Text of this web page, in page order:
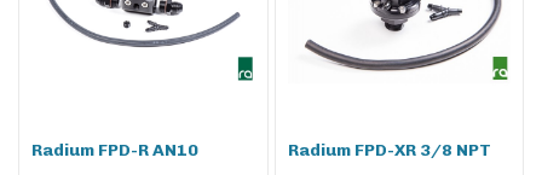
Radium FPD-R AN10 Radium FPD-XR 3/8 NPT